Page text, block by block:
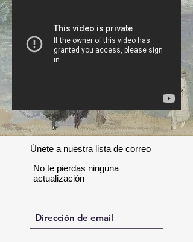
Únete a nuestra lista de correo
No te pierdas ninguna
actualización